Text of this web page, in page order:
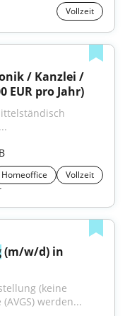
Vollzeit
EUR pro Jahr)
Homeoffice
Vollzeit
(m/w/d) in
(keine
werden...